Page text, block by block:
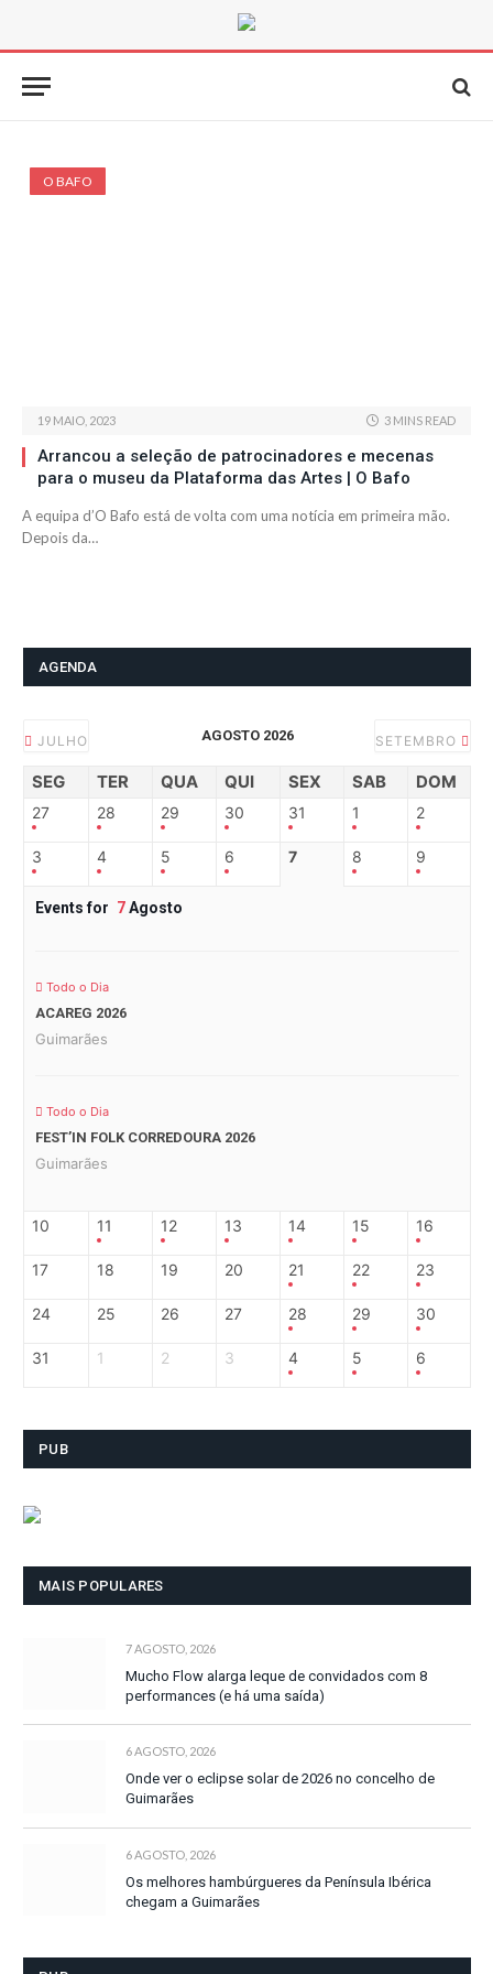
O BAFO
19 MAIO, 2023 3 MINS READ
Arrancou a seleção de patrocinadores e mecenas
para o museu da Plataforma das Artes | O Bafo
A equipa d’O Bafo está de volta com uma notícia em primeira mão.
Depois da…
AGENDA
JULHO AGOSTO 2026 SETEMBRO
SEG TER QUA QUI SEX SAB DOM
27 28 29 30 31 1 2
3 4 5 6 7 8 9
Events for 7Agosto
Todo o Dia
ACAREG 2026
Guimarães
Todo o Dia
FEST’IN FOLK CORREDOURA 2026
Guimarães
10 11 12 13 14 15 16
17 18 19 20 21 22 23
24 25 26 27 28 29 30
31 1 2 3 4 5 6
PUB
MAIS POPULARES
7 AGOSTO, 2026
Mucho Flow alarga leque de convidados com 8
performances (e há uma saída)
6 AGOSTO, 2026
Onde ver o eclipse solar de 2026 no concelho de
Guimarães
6 AGOSTO, 2026
Os melhores hambúrgueres da Península Ibérica
chegam a Guimarães